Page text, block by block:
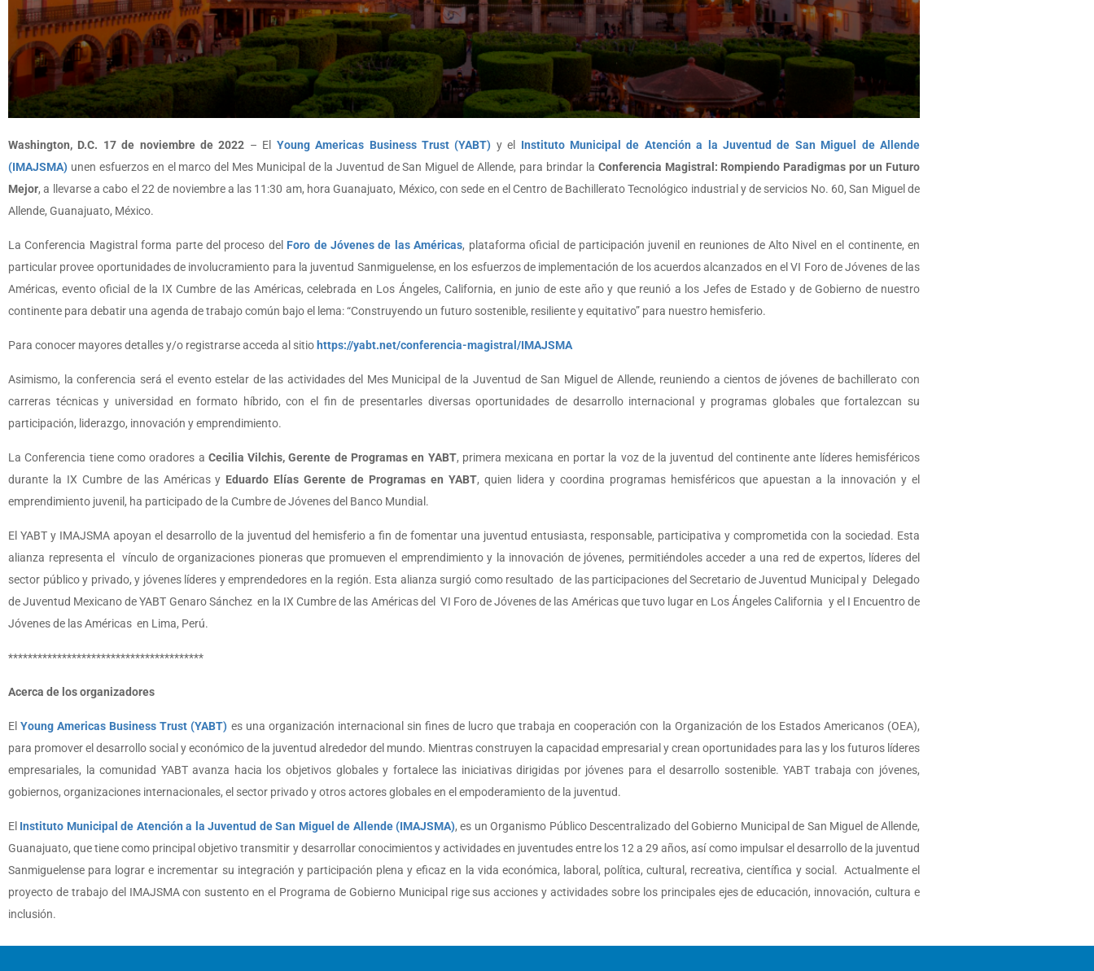
Washington, D.C. 17 de noviembre de 2022 – El Young Americas Business Trust (YABT) y el Instituto Municipal de Atención a la Juventud de San Miguel de Allende
(IMAJSMA) unen esfuerzos en el marco del Mes Municipal de la Juventud de San Miguel de Allende, para brindar la Conferencia Magistral: Rompiendo Paradigmas por un Futuro
Mejor, a llevarse a cabo el 22 de noviembre a las 11:30 am, hora Guanajuato, México, con sede en el Centro de Bachillerato Tecnológico industrial y de servicios No. 60, San Miguel de
Allende, Guanajuato, México.
La Conferencia Magistral forma parte del proceso del Foro de Jóvenes de las Américas, plataforma oficial de participación juvenil en reuniones de Alto Nivel en el continente, en
particular provee oportunidades de involucramiento para la juventud Sanmiguelense, en los esfuerzos de implementación de los acuerdos alcanzados en el VI Foro de Jóvenes de las
Américas, evento oficial de la IX Cumbre de las Américas, celebrada en Los Ángeles, California, en junio de este año y que reunió a los Jefes de Estado y de Gobierno de nuestro
continente para debatir una agenda de trabajo común bajo el lema: “Construyendo un futuro sostenible, resiliente y equitativo” para nuestro hemisferio.
Para conocer mayores detalles y/o registrarse acceda al sitio https://yabt.net/conferencia-magistral/IMAJSMA
Asimismo, la conferencia será el evento estelar de las actividades del Mes Municipal de la Juventud de San Miguel de Allende, reuniendo a cientos de jóvenes de bachillerato con
carreras técnicas y universidad en formato híbrido, con el fin de presentarles diversas oportunidades de desarrollo internacional y programas globales que fortalezcan su
participación, liderazgo, innovación y emprendimiento.
La Conferencia tiene como oradores a Cecilia Vilchis, Gerente de Programas en YABT, primera mexicana en portar la voz de la juventud del continente ante líderes hemisféricos
durante la IX Cumbre de las Américas y Eduardo Elías Gerente de Programas en YABT, quien lidera y coordina programas hemisféricos que apuestan a la innovación y el
emprendimiento juvenil, ha participado de la Cumbre de Jóvenes del Banco Mundial.
El YABT y IMAJSMA apoyan el desarrollo de la juventud del hemisferio a fin de fomentar una juventud entusiasta, responsable, participativa y comprometida con la sociedad. Esta
alianza representa el vínculo de organizaciones pioneras que promueven el emprendimiento y la innovación de jóvenes, permitiéndoles acceder a una red de expertos, líderes del
sector público y privado, y jóvenes líderes y emprendedores en la región. Esta alianza surgió como resultado de las participaciones del Secretario de Juventud Municipal y Delegado
de Juventud Mexicano de YABT Genaro Sánchez en la IX Cumbre de las Américas del VI Foro de Jóvenes de las Américas que tuvo lugar en Los Ángeles California y el I Encuentro de
Jóvenes de las Américas en Lima, Perú.
****************************************
Acerca de los organizadores
ElYoung Americas Business Trust (YABT) es una organización internacional sin fines de lucro que trabaja en cooperación con la Organización de los Estados Americanos (OEA),
para promover el desarrollo social y económico de la juventud alrededor del mundo. Mientras construyen la capacidad empresarial y crean oportunidades para las y los futuros líderes
empresariales, la comunidad YABT avanza hacia los objetivos globales y fortalece las iniciativas dirigidas por jóvenes para el desarrollo sostenible. YABT trabaja con jóvenes,
gobiernos, organizaciones internacionales, el sector privado y otros actores globales en el empoderamiento de la juventud.
El Instituto Municipal de Atención a la Juventud de San Miguel de Allende (IMAJSMA), es un Organismo Público Descentralizado del Gobierno Municipal de San Miguel de Allende,
Guanajuato, que tiene como principal objetivo transmitir y desarrollar conocimientos y actividades en juventudes entre los 12 a 29 años, así como impulsar el desarrollo de la juventud
Sanmiguelense para lograr e incrementar su integración y participación plena y eficaz en la vida económica, laboral, política, cultural, recreativa, científica y social. Actualmente el
proyecto de trabajo del IMAJSMA con sustento en el Programa de Gobierno Municipal rige sus acciones y actividades sobre los principales ejes de educación, innovación, cultura e
inclusión.